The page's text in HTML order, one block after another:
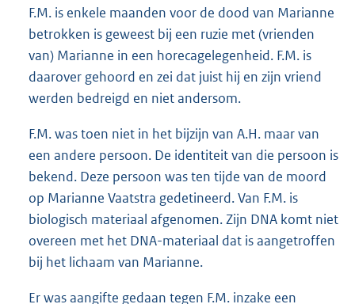
F.M. is enkele maanden voor de dood van Marianne
betrokken is geweest bij een ruzie met (vrienden
van) Marianne in een horecagelegenheid. F.M. is
daarover gehoord en zei dat juist hij en zijn vriend
werden bedreigd en niet andersom.
F.M. was toen niet in het bijzijn van A.H. maar van
een andere persoon. De identiteit van die persoon is
bekend. Deze persoon was ten tijde van de moord
op Marianne Vaatstra gedetineerd. Van F.M. is
biologisch materiaal afgenomen. Zijn DNA komt niet
overeen met het DNA-materiaal dat is aangetroffen
bij het lichaam van Marianne.
Er was aangifte gedaan tegen F.M. inzake een